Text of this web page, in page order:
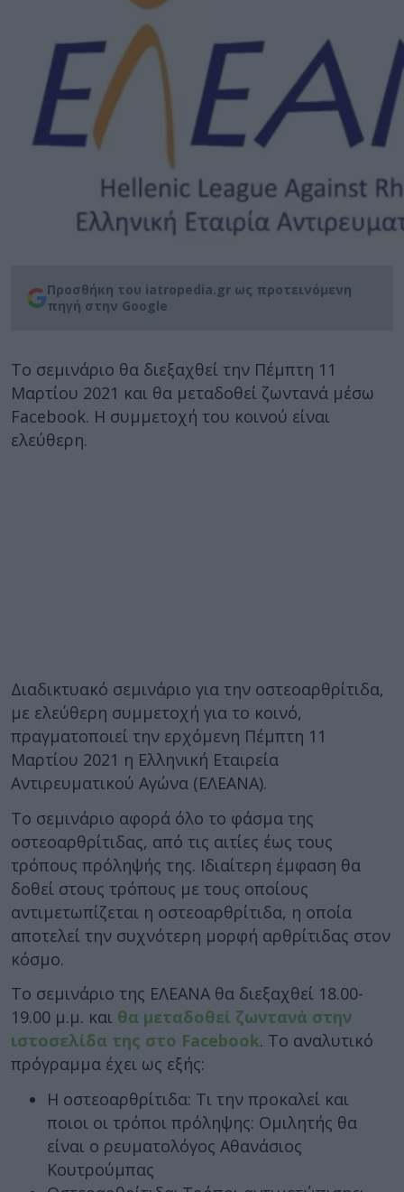
Προσθήκη του iatropedia.gr ως προτεινόμενη
πηγή στην Google
Το σεμινάριο θα διεξαχθεί την Πέμπτη 11
Μαρτίου 2021 και θα μεταδοθεί ζωντανά μέσω
Facebook. Η συμμετοχή του κοινού είναι
ελεύθερη.
Διαδικτυακό σεμινάριο για την οστεοαρθρίτιδα,
με ελεύθερη συμμετοχή για το κοινό,
πραγματοποιεί την ερχόμενη Πέμπτη 11
Μαρτίου 2021 η Ελληνική Εταιρεία
Αντιρευματικού Αγώνα (ΕΛΕΑΝΑ).
Το σεμινάριο αφορά όλο το φάσμα της
οστεοαρθρίτιδας, από τις αιτίες έως τους
τρόπους πρόληψής της. Ιδιαίτερη έμφαση θα
δοθεί στους τρόπους με τους οποίους
αντιμετωπίζεται η οστεοαρθρίτιδα, η οποία
αποτελεί την συχνότερη μορφή αρθρίτιδας στον
κόσμο.
Το σεμινάριο της ΕΛΕΑΝΑ θα διεξαχθεί 18.00-
19.00 μ.μ. και θα μεταδοθεί ζωντανά στην
ιστοσελίδα της στο Facebook. Το αναλυτικό
πρόγραμμα έχει ως εξής:
Η οστεοαρθρίτιδα: Τι την προκαλεί και
ποιοι οι τρόποι πρόληψης: Ομιλητής θα
είναι ο ρευματολόγος Αθανάσιος
Κουτρούμπας